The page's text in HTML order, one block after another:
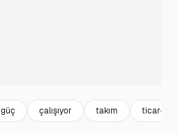
güç çalışıyor takım ticaret